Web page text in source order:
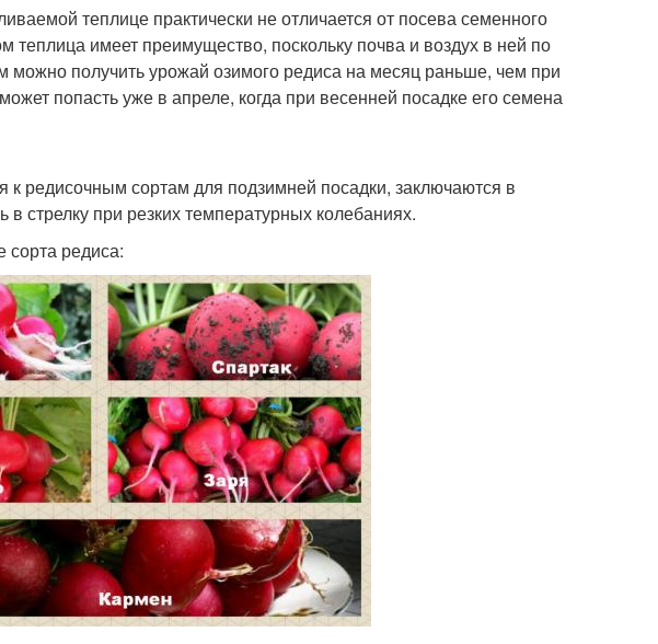
теплице практически не отличается от посева семенного
теплица имеет преимущество, поскольку почва и воздух в ней по
можно получить урожай озимого редиса на месяц раньше, чем при
попасть уже в апреле, когда при весенней посадке его семена
редисочным сортам для подзимней посадки, заключаются в
в стрелку при резких температурных колебаниях.
сорта редиса: